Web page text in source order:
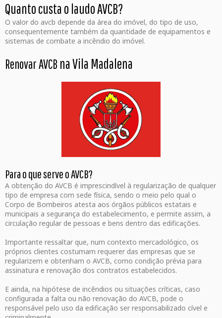
Quanto custa o laudo AVCB?
O valor do avcb depende da área do imóvel, do tipo de uso,
consequentemente também da quantidade de equipamentos e
sistemas de combate a incêndio do imóvel.
Renovar AVCB na Vila Madalena
Para o que serve o AVCB?
A obtenção do AVCB é imprescindível à regularização de qualquer
tipo de empresa com sede física, sendo o meio pelo qual o
Corpo de Bombeiros atesta aos órgãos públicos estatais e
municipais a segurança do estabelecimento, e permite assim, a
circulação regular de pessoas e bens dentro das edificações.
Importante ressaltar que, num contexto mercadológico, os
próprios clientes costumam requerer das empresas que se
regularizem e obtenham o AVCB, como condição prévia para
assinatura e renovação dos contratos estabelecidos.
E ainda, na hipótese de incêndios ou situações críticas, caso
configurada a falta ou não renovação do AVCB, pode o
responsável pelo uso da edificação ser responsabilizado cível e